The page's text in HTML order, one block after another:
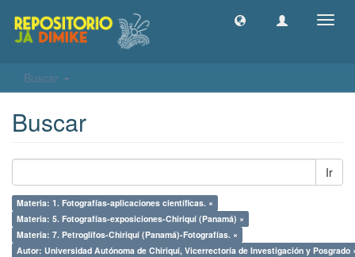
Buscar
Buscar
Ir
Materia: 1. Fotografías-aplicaciones científicas. ×
Materia: 5. Fotografías-exposiciones-Chiriquí (Panamá) ×
Materia: 7. Petroglifos-Chiriquí (Panamá)-Fotografías. ×
Autor: Universidad Autónoma de Chiriquí, Vicerrectoría de Investigación y Posgrado